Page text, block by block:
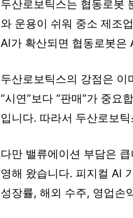
두산로보틱스는 협동로봇
와 운용이 쉬워 중소 제조
AI가 확산되면 협동로봇은
두산로보틱스의 강점은 이
“시연”보다 “판매”가 중요
입니다. 따라서 두산로보
다만 밸류에이션 부담은
영해 왔습니다. 피지컬 AI
성장률, 해외 수주, 영업손